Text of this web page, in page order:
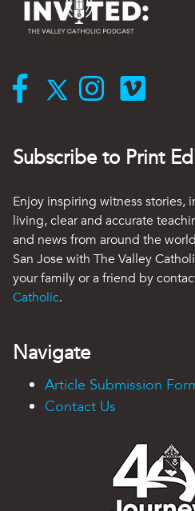
Subscribe to Print
Enjoy inspiring witness stories,
living, clear and accurate
and news from around the
San Jose with The Valley
your family or a friend by
Catholic.
Navigate
Article Submission
Contact Us